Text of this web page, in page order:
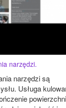
narzędzi.
narzędzi są
Usługa
powierzchni